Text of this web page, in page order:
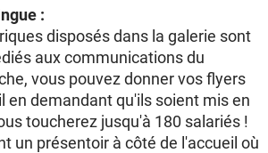
:
disposés dans la galerie sont
aux communications du
vous pouvez donner vos flyers
en demandant qu'ils soient mis en
toucherez jusqu'à 180 salariés !
un présentoir à côté de l'accueil où